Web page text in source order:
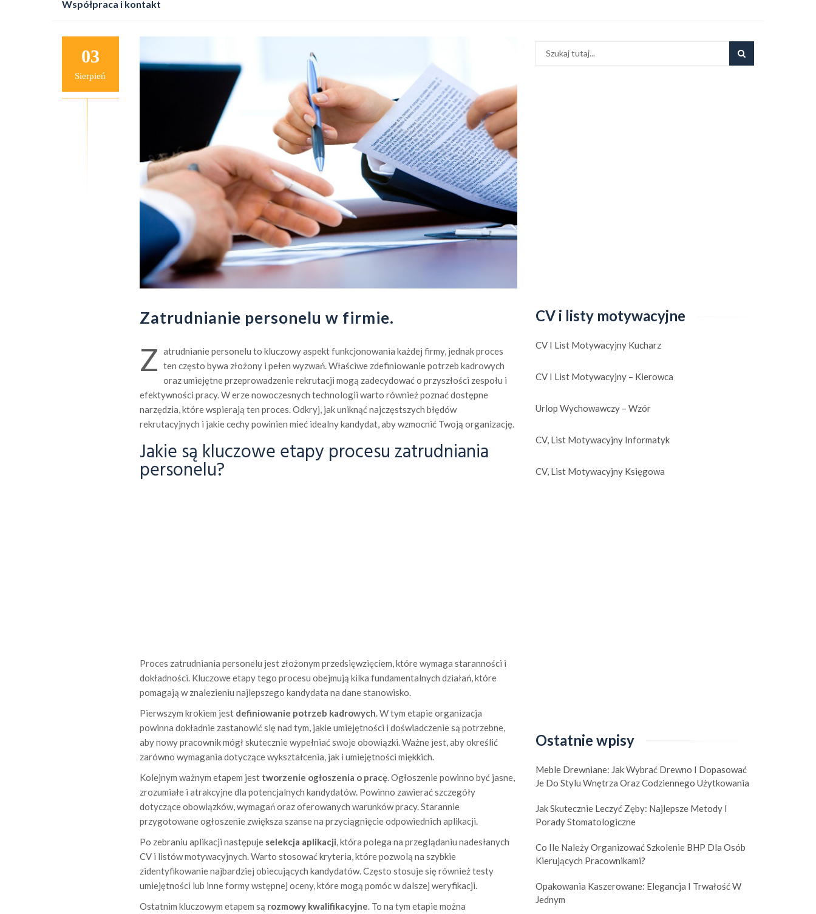
Współpraca i kontakt
03
Sierpień
Zatrudnianie personelu w firmie.
Z atrudnianie personelu to kluczowy aspekt funkcjonowania każdej firmy, jednak proces
ten często bywa złożony i pełen wyzwań. Właściwe zdefiniowanie potrzeb kadrowych
oraz umiejętne przeprowadzenie rekrutacji mogą zadecydować o przyszłości zespołu i
efektywności pracy. W erze nowoczesnych technologii warto również poznać dostępne
narzędzia, które wspierają ten proces. Odkryj, jak uniknąć najczęstszych błędów
rekrutacyjnych i jakie cechy powinien mieć idealny kandydat, aby wzmocnić Twoją organizację.
Jakie są kluczowe etapy procesu zatrudniania
personelu?
Proces zatrudniania personelu jest złożonym przedsięwzięciem, które wymaga staranności i
dokładności. Kluczowe etapy tego procesu obejmują kilka fundamentalnych działań, które
pomagają w znalezieniu najlepszego kandydata na dane stanowisko.
Pierwszym krokiem jest definiowanie potrzeb kadrowych. W tym etapie organizacja
powinna dokładnie zastanowić się nad tym, jakie umiejętności i doświadczenie są potrzebne,
aby nowy pracownik mógł skutecznie wypełniać swoje obowiązki. Ważne jest, aby określić
zarówno wymagania dotyczące wykształcenia, jak i umiejętności miękkich.
Kolejnym ważnym etapem jest tworzenie ogłoszenia o pracę. Ogłoszenie powinno być jasne,
zrozumiałe i atrakcyjne dla potencjalnych kandydatów. Powinno zawierać szczegóły
dotyczące obowiązków, wymagań oraz oferowanych warunków pracy. Starannie
przygotowane ogłoszenie zwiększa szanse na przyciągnięcie odpowiednich aplikacji.
Po zebraniu aplikacji następuje selekcja aplikacji, która polega na przeglądaniu nadesłanych
CV i listów motywacyjnych. Warto stosować kryteria, które pozwolą na szybkie
zidentyfikowanie najbardziej obiecujących kandydatów. Często stosuje się również testy
umiejętności lub inne formy wstępnej oceny, które mogą pomóc w dalszej weryfikacji.
Ostatnim kluczowym etapem są rozmowy kwalifikacyjne. To na tym etapie można
CV i listy motywacyjne
CV I List Motywacyjny Kucharz
CV I List Motywacyjny – Kierowca
Urlop Wychowawczy – Wzór
CV, List Motywacyjny Informatyk
CV, List Motywacyjny Księgowa
Ostatnie wpisy
Meble Drewniane: Jak Wybrać Drewno I Dopasować
Je Do Stylu Wnętrza Oraz Codziennego Użytkowania
Jak Skutecznie Leczyć Zęby: Najlepsze Metody I
Porady Stomatologiczne
Co Ile Należy Organizować Szkolenie BHP Dla Osób
Kierujących Pracownikami?
Opakowania Kaszerowane: Elegancja I Trwałość W
Jednym